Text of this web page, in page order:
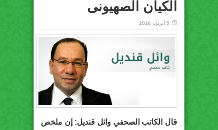
الكيان الصهيونى
5 أبريل، 2016
قال الكاتب الصحفي وائل قنديل: إن ملخص